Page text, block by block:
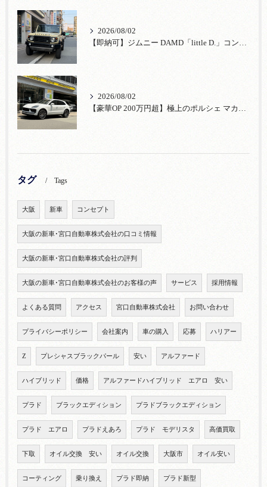
2026/08/02
【即納可】ジムニー DAMD「little D.」コンプリート！登録済未使用車あり
2026/08/02
【豪華OP 200万円超】極上のポルシェ マカンが入荷！注目のオプション装備
タグ Tags
大阪 新車 コンセプト
大阪の新車･宮口自動車株式会社の口コミ情報
大阪の新車･宮口自動車株式会社の評判
大阪の新車･宮口自動車株式会社のお客様の声 サービス 採用情報
よくある質問 アクセス 宮口自動車株式会社 お問い合わせ
プライバシーポリシー 会社案内 車の購入 応募 ハリアー
Z プレシャスブラックパール 安い アルファード
ハイブリッド 価格 アルファードハイブリッド エアロ 安い
プラド ブラックエディション プラドブラックエディション
プラド エアロ プラドえあろ プラド モデリスタ 高価買取
下取 オイル交換 安い オイル交換 大阪市 オイル安い
コーティング 乗り換え プラド即納 プラド新型